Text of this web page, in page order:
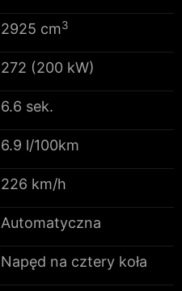
2925 cm3
272 (200 kW)
6.6 sek.
6.9 l/100km
226 km/h
Automatyczna
Napęd na cztery koła